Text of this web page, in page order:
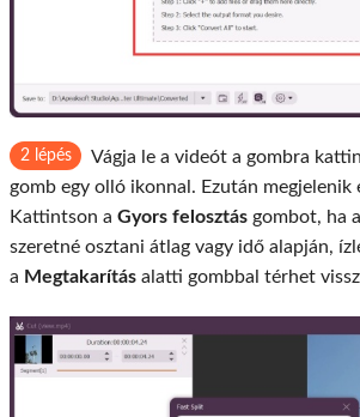
2 lépés Vágja le a videót a gombra
gomb egy olló ikonnal. Ezután megjelenik
Kattintson a Gyors felosztás gombot, ha
szeretné osztani átlag vagy idő alapján,
a Megtakarítás alatti gombbal térhet